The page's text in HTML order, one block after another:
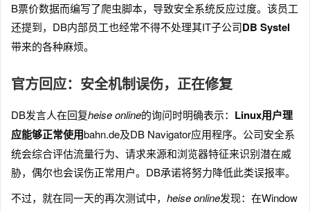
B票价数据而编写了爬虫脚本，导致安全系统反应过度。该员工
还提到，DB内部员工也经常不得不处理其IT子公司DB Systel
带来的各种麻烦。
官方回应：安全机制误伤，正在修复
DB发言人在回复heise online的询问时明确表示： Linux用户理
应能够正常使用bahn.de及DB Navigator应用程序。公司安全系
统会综合评估流量行为、请求来源和浏览器特征来识别潜在威
胁，偶尔也会误伤正常用户。DB承诺将努力降低此类误报率。
不过，就在同一天的再次测试中， heise online发现：在Window